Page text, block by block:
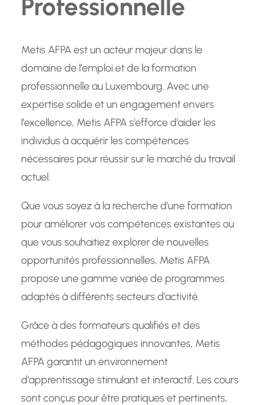
Professionnelle
Metis AFPA est un acteur majeur dans le
domaine de l’emploi et de la formation
professionnelle au Luxembourg. Avec une
expertise solide et un engagement envers
l’excellence, Metis AFPA s’efforce d’aider les
individus à acquérir les compétences
nécessaires pour réussir sur le marché du travail
actuel.
Que vous soyez à la recherche d’une formation
pour améliorer vos compétences existantes ou
que vous souhaitiez explorer de nouvelles
opportunités professionnelles, Metis AFPA
propose une gamme variée de programmes
adaptés à différents secteurs d’activité.
Grâce à des formateurs qualifiés et des
méthodes pédagogiques innovantes, Metis
AFPA garantit un environnement
d’apprentissage stimulant et interactif. Les cours
sont conçus pour être pratiques et pertinents,